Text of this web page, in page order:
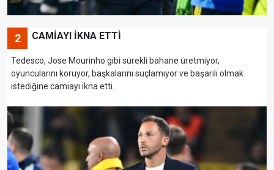
2 CAMİAYI İKNA ETTİ
Tedesco, Jose Mourinho gibi sürekli bahane üretmiyor,
oyuncularını koruyor, başkalarını suçlamıyor ve başarılı olmak
istediğine camiayı ikna etti.